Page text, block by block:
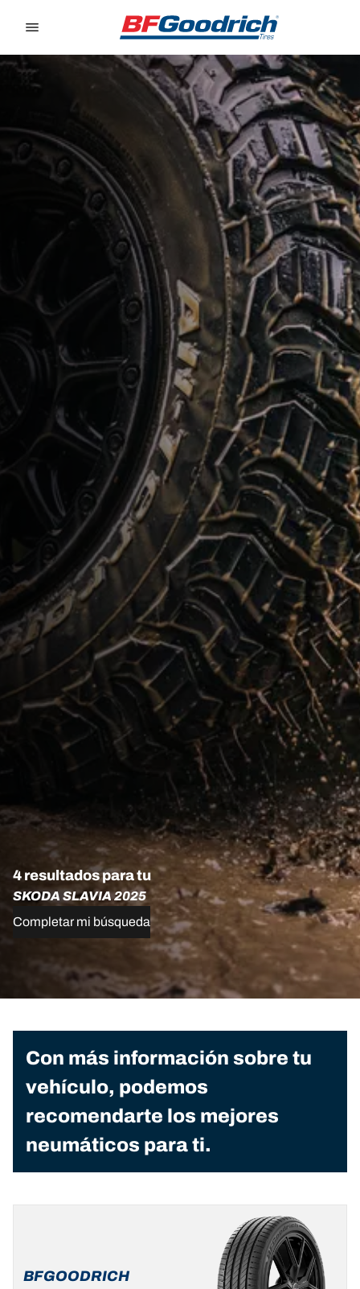
4 resultados para tu
SKODA SLAVIA 2025
Completar mi búsqueda
Con más información sobre tu
vehículo, podemos
recomendarte los mejores
neumáticos para ti.
BFGOODRICH